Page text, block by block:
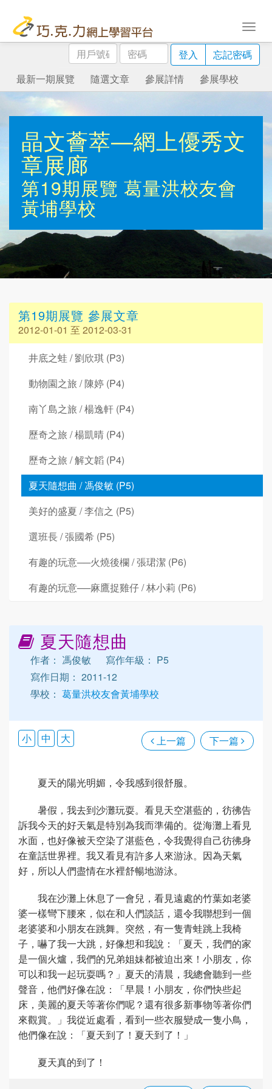
用
戶
號
碼
密
碼
登入
忘記密碼
最新一期展覽
隨選文章 參展詳情 參展學校
晶文薈萃—網上優秀文
章展廊
第19期展覽 葛量洪校友會
黃埔學校
第19期展覽 參展文章
2012-01-01 至 2012-03-31
井底之蛙 / 劉欣琪 (P3)
動物園之旅 / 陳婷 (P4)
南丫島之旅 / 楊逸軒 (P4)
歷奇之旅 / 楊凱晴 (P4)
歷奇之旅 / 解文韜 (P4)
夏天隨想曲 / 馮俊敏 (P5)
美好的盛夏 / 李信之 (P5)
選班長 / 張國希 (P5)
有趣的玩意──火燒後欄 / 張珺潔 (P6)
有趣的玩意──麻鷹捉雞仔 / 林小莉 (P6)
夏天隨想曲
作者： 馮俊敏
寫作年級： P5
寫作日期： 2011-12
學校： 葛量洪校友會黃埔學校
上一篇 下一篇
小 中 大
夏天的陽光明媚，令我感到很舒服。
暑假，我去到沙灘玩耍。看見天空湛藍的，彷彿告
訴我今天的好天氣是特別為我而準備的。從海灘上看見
水面，也好像被天空染了湛藍色，令我覺得自己彷彿身
在童話世界裡。我又看見有許多人來游泳。因為天氣
好，所以人們盡情在水裡舒暢地游泳。
我在沙灘上休息了一會兒，看見遠處的竹葉如老婆
婆一樣彎下腰來，似在和人們談話，還令我聯想到一個
老婆婆和小朋友在跳舞。突然，有一隻青蛙跳上我椅
子，嚇了我一大跳，好像想和我說：「夏天，我們的家
是一個火爐，我們的兄弟姐妹都被迫出來！小朋友，你
可以和我一起玩耍嗎？」夏天的清晨，我總會聽到一些
聲音，他們好像在說：「早晨！小朋友，你們快些起
床，美麗的夏天等著你們呢？還有很多新事物等著你們
來觀賞。」我從近處看，看到一些衣服變成一隻小鳥，
他們像在說：「夏天到了！夏天到了！」
夏天真的到了！